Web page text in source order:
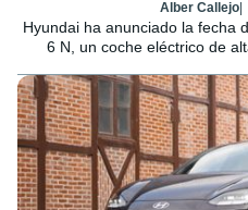
Alber Callejo
Hyundai ha anunciado la fecha
6 N, un coche eléctrico de